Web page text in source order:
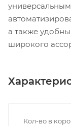
а также
широкого
Кол-во в